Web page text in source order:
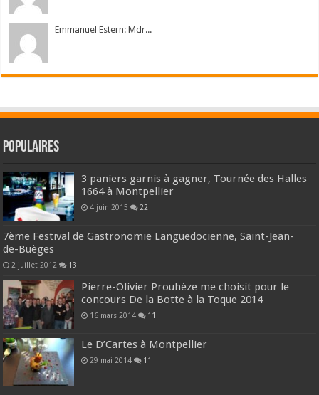
Emmanuel Estern: Mdr...
Populaires
3 paniers garnis à gagner, Tournée des Halles
1664 à Montpellier
4 juin 2015 22
7ème Festival de Gastronomie Languedocienne, Saint-Jean-
de-Buèges
2 juillet 2012 13
Pierre-Olivier Prouhèze me choisit pour le
concours De la Botte à la Toque 2014
16 mars 2014 11
Le D’Cartes à Montpellier
29 mai 2014 11